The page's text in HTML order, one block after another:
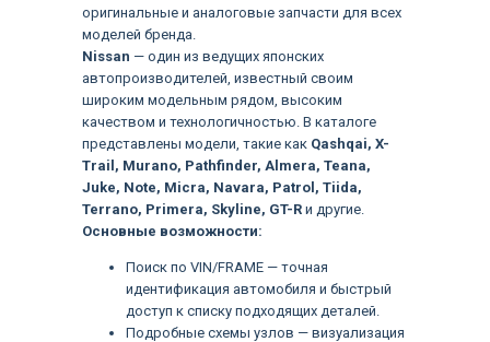
оригинальные и аналоговые запчасти для всех
моделей бренда.
Nissan — один из ведущих японских
автопроизводителей, известный своим
широким модельным рядом, высоким
качеством и технологичностью. В каталоге
представлены модели, такие как Qashqai, X-
Trail, Murano, Pathfinder, Almera, Teana,
Juke, Note, Micra, Navara, Patrol, Tiida,
Terrano, Primera, Skyline, GT-R и другие.
Основные возможности:
Поиск по VIN/FRAME — точная
идентификация автомобиля и быстрый
доступ к списку подходящих деталей.
Подробные схемы узлов — визуализация